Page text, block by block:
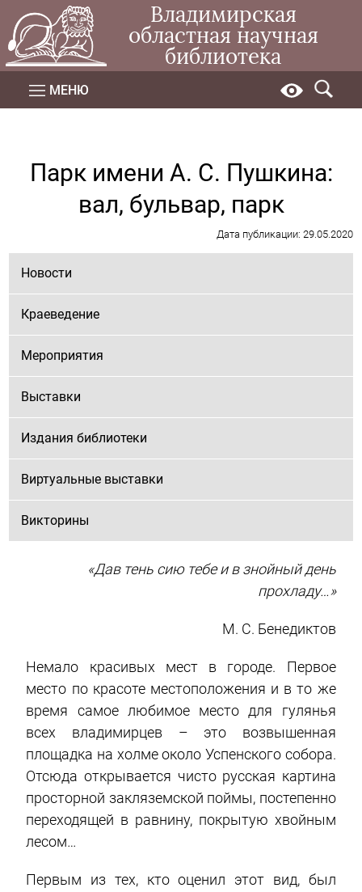
Владимирская
областная научная
библиотека
МЕНЮ
Парк имени А. С. Пушкина:
вал, бульвар, парк
Дата публикации: 29.05.2020
Новости
Краеведение
Мероприятия
Выставки
Издания библиотеки
Виртуальные выставки
Викторины
«Дав тень сию тебе и в знойный день
прохладу…»
М. С. Бенедиктов
Немало красивых мест в городе. Первое
место по красоте местоположения и в то же
время самое любимое место для гулянья
всех владимирцев – это возвышенная
площадка на холме около Успенского собора.
Отсюда открывается чисто русская картина
просторной закляземской поймы, постепенно
переходящей в равнину, покрытую хвойным
лесом…
Первым из тех, кто оценил этот вид, был